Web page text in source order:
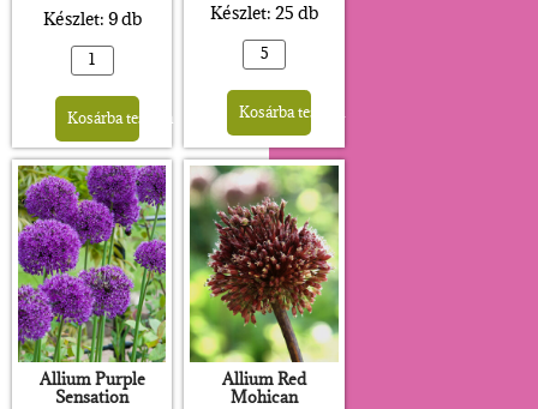
Készlet: 9 db
Kosárba teszem
Alternative:
Készlet: 25 db
Kosárba teszem
Allium Purple
Sensation
Allium Red
Mohican